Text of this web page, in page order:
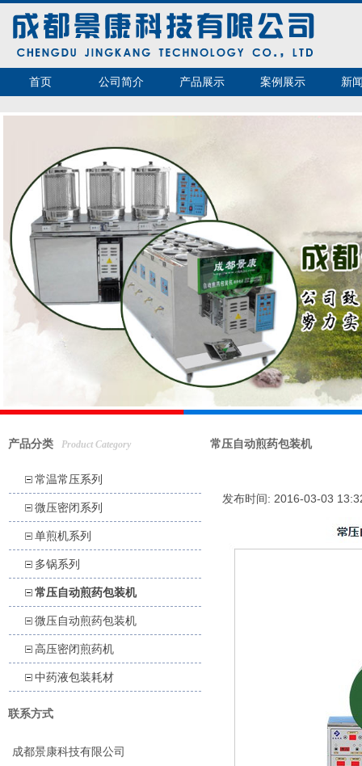
首页 公司简介 产品展示 案例展示 新
产品分类 Product Category
常温常压系列
微压密闭系列
单煎机系列
多锅系列
常压自动煎药包装机
微压自动煎药包装机
高压密闭煎药机
中药液包装耗材
联系方式
成都景康科技有限公司
常压自动煎药包装机
发布时间: 2016-03-03